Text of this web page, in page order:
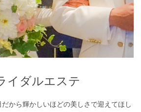
イダルエステ
だから輝かしいほどの美しさで迎えてほし